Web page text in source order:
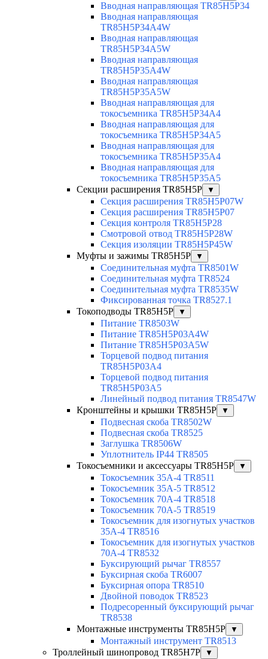
Вводная направляющая TR85H5P34
Вводная направляющая
TR85H5P34A4W
Вводная направляющая
TR85H5P34A5W
Вводная направляющая
TR85H5P35A4W
Вводная направляющая
TR85H5P35A5W
Вводная направляющая для
токосъемника TR85H5P34A4
Вводная направляющая для
токосъемника TR85H5P34A5
Вводная направляющая для
токосъемника TR85H5P35A4
Вводная направляющая для
токосъемника TR85H5P35A5
Секции расширения TR85H5P
▼
Секция расширения TR85H5P07W
Секция расширения TR85H5P07
Секция контроля TR85H5P28
Смотровой отвод TR85H5P28W
Секция изоляции TR85H5P45W
Муфты и зажимы TR85H5P
▼
Соединительная муфта TR8501W
Соединительная муфта TR8524
Соединительная муфта TR8535W
Фиксированная точка TR8527.1
Токоподводы TR85H5P
▼
Питание TR8503W
Питание TR85H5P03A4W
Питание TR85H5P03A5W
Торцевой подвод питания
TR85H5P03A4
Торцевой подвод питания
TR85H5P03A5
Линейный подвод питания TR8547W
Кронштейны и крышки TR85H5P
▼
Подвесная скоба TR8502W
Подвесная скоба TR8525
Заглушка TR8506W
Уплотнитель IP44 TR8505
Токосъемники и аксессуары TR85H5P
▼
Токосъемник 35А-4 TR8511
Токосъемник 35А-5 TR8512
Токосъемник 70А-4 TR8518
Токосъемник 70А-5 TR8519
Токосъемник для изогнутых участков
35А-4 TR8516
Токосъемник для изогнутых участков
70А-4 TR8532
Буксирующий рычаг TR8557
Буксирная скоба TR6007
Буксирная опора TR8510
Двойной поводок TR8523
Подресоренный буксирующий рычаг
TR8538
Монтажные инструменты TR85H5P
▼
Монтажный инструмент TR8513
Троллейный шинопровод TR85H7P
▼